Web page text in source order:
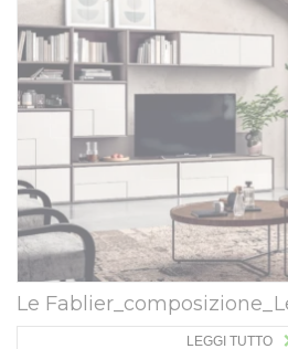
Le
LEGGI TUTTO